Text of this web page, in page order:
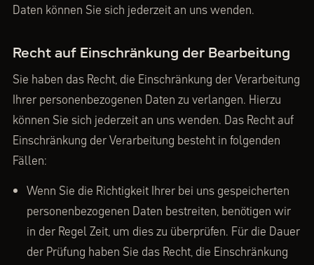
Daten können Sie sich jederzeit an uns wenden.
Recht auf Einschränkung der Bearbeitung
Sie haben das Recht, die Einschränkung der Verarbeitung
Ihrer personenbezogenen Daten zu verlangen. Hierzu
können Sie sich jederzeit an uns wenden. Das Recht auf
Einschränkung der Verarbeitung besteht in folgenden
Fällen:
Wenn Sie die Richtigkeit Ihrer bei uns gespeicherten
personenbezogenen Daten bestreiten, benötigen wir
in der Regel Zeit, um dies zu überprüfen. Für die Dauer
der Prüfung haben Sie das Recht, die Einschränkung